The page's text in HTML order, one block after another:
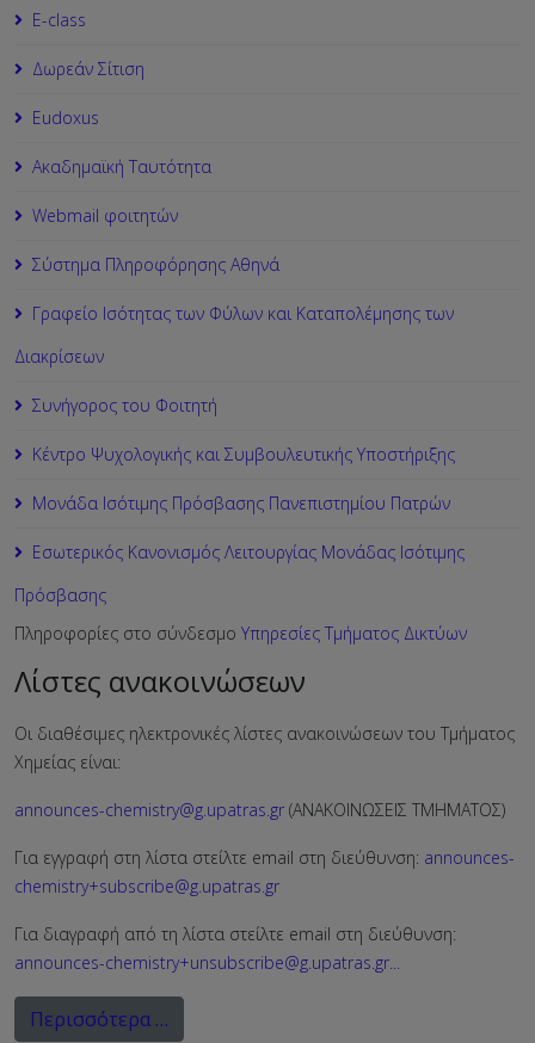
Ε-class
Δωρεάν Σίτιση
Εudoxus
Ακαδημαϊκή Ταυτότητα
Webmail φοιτητών
Σύστημα Πληροφόρησης Αθηνά
Γραφείο Ισότητας των Φύλων και Καταπολέμησης των
Διακρίσεων
Συνήγορος του Φοιτητή
Κέντρο Ψυχολογικής και Συμβουλευτικής Υποστήριξης
Μονάδα Ισότιμης Πρόσβασης Πανεπιστημίου Πατρών
Εσωτερικός Κανονισμός Λειτουργίας Μονάδας Ισότιμης
Πρόσβασης
Πληροφορίες στο σύνδεσμο Υπηρεσίες Τμήματος Δικτύων
Λίστες ανακοινώσεων
Οι διαθέσιμες ηλεκτρονικές λίστες ανακοινώσεων του Τμήματος
Χημείας είναι:
announces-chemistry@g.upatras.gr (ΑΝΑΚΟΙΝΩΣΕΙΣ ΤΜΗΜΑΤΟΣ)
Για εγγραφή στη λίστα στείλτε email στη διεύθυνση: announces-
chemistry+subscribe@g.upatras.gr
Για διαγραφή από τη λίστα στείλτε email στη διεύθυνση:
announces-chemistry+unsubscribe@g.upatras.gr...
Περισσότερα …